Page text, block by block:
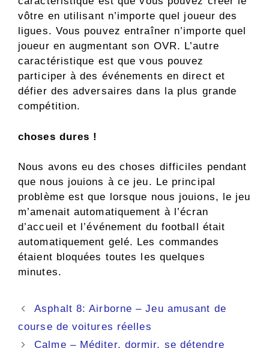
vôtre en utilisant n’importe quel joueur des
ligues. Vous pouvez entraîner n’importe quel
joueur en augmentant son OVR. L’autre
caractéristique est que vous pouvez
participer à des événements en direct et
défier des adversaires dans la plus grande
compétition.
choses dures !
Nous avons eu des choses difficiles pendant
que nous jouions à ce jeu. Le principal
problème est que lorsque nous jouions, le jeu
m’amenait automatiquement à l’écran
d’accueil et l’événement du football était
automatiquement gelé. Les commandes
étaient bloquées toutes les quelques
minutes.
Navigation
des
Asphalt 8: Airborne – Jeu amusant de
course de voitures réelles
Calme – Méditer, dormir, se détendre